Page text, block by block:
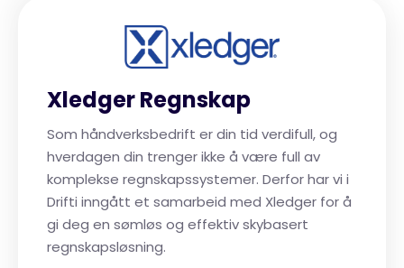
Xledger Regnskap
Som håndverksbedrift er din tid verdifull, og
hverdagen din trenger ikke å være full av
komplekse regnskapssystemer. Derfor har vi i
Drifti inngått et samarbeid med Xledger for å
gi deg en sømløs og effektiv skybasert
regnskapsløsning.